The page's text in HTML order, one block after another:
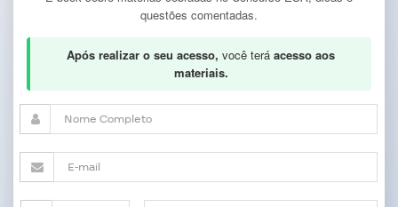
questões comentadas.
Após realizar o seu acesso, você terá acesso aos
materiais.